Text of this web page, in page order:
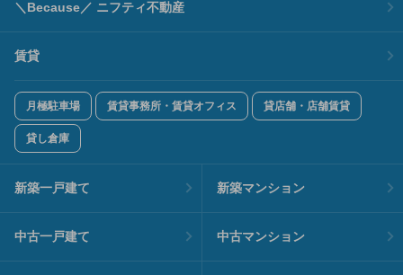
＼Because／ ニフティ不動産
賃貸
月極駐車場 賃貸事務所・賃貸オフィス 貸店舗・店舗賃貸
貸し倉庫
新築一戸建て 新築マンション
中古一戸建て 中古マンション